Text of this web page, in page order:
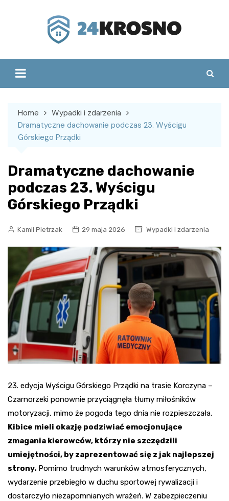
Home
Wypadki i zdarzenia
Dramatyczne dachowanie podczas 23. Wyścigu
Górskiego Prządki
Dramatyczne dachowanie
podczas 23. Wyścigu
Górskiego Prządki
Kamil Pietrzak 29 maja 2026 Wypadki i zdarzenia
23. edycja Wyścigu Górskiego Prządki na trasie Korczyna –
Czarnorzeki ponownie przyciągnęła tłumy miłośników
motoryzacji, mimo że pogoda tego dnia nie rozpieszczała.
Kibice mieli okazję podziwiać emocjonujące
zmagania kierowców, którzy nie szczędzili
umiejętności, by zaprezentować się z jak najlepszej
strony. Pomimo trudnych warunków atmosferycznych,
wydarzenie przebiegło w duchu sportowej rywalizacji i
dostarczyło niezapomnianych wrażeń. W zabezpieczeniu